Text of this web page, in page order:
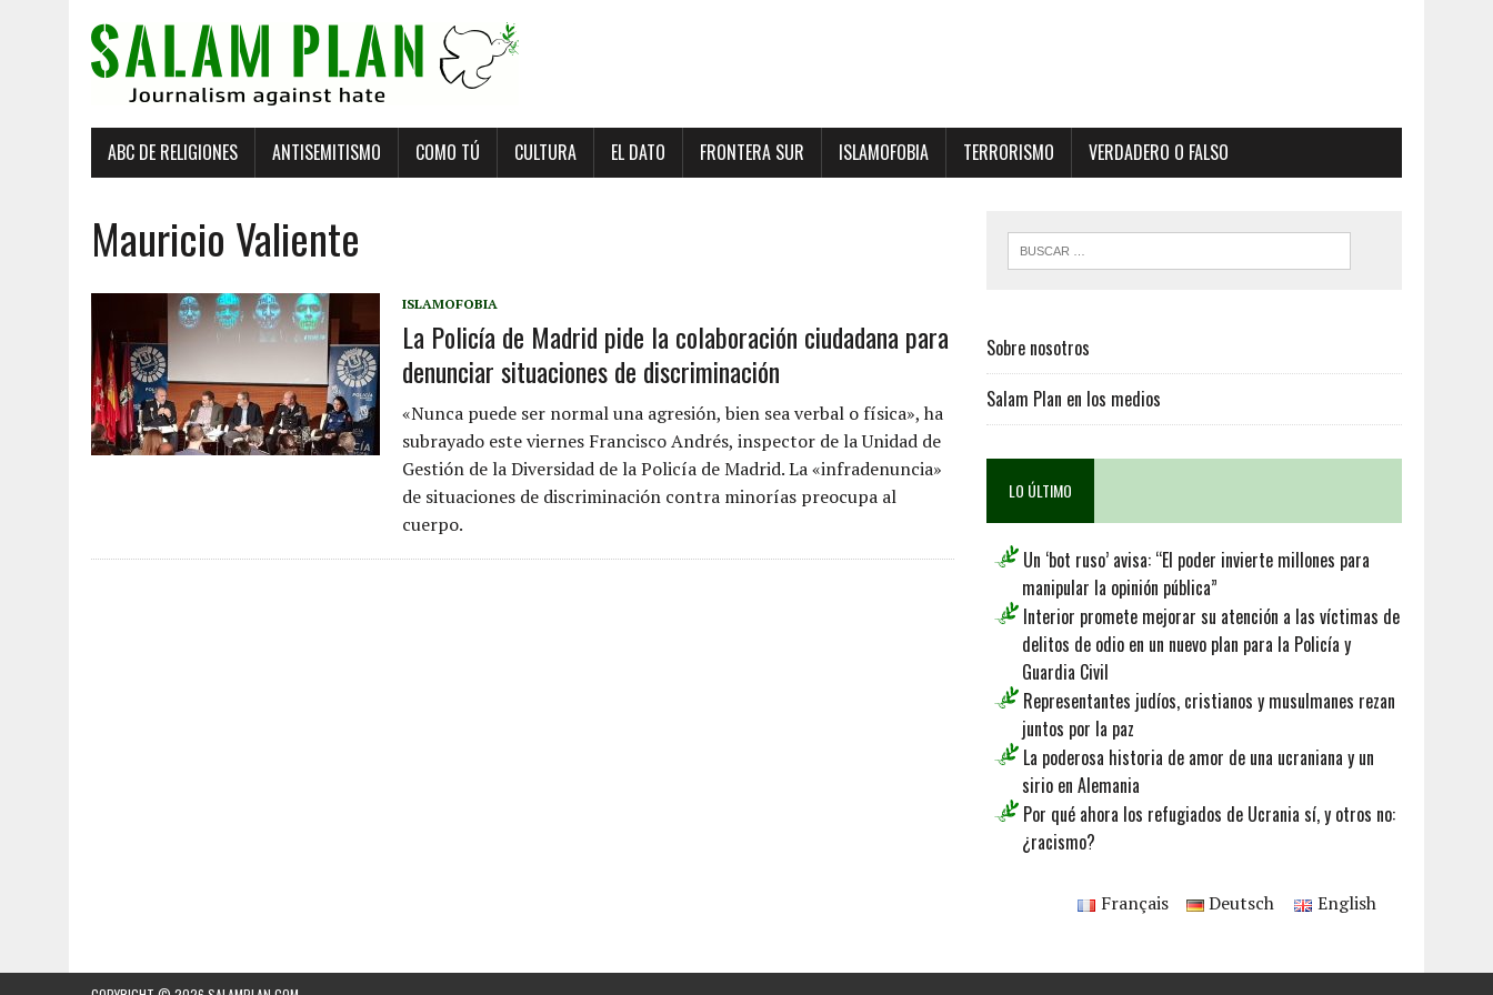
ABC DE RELIGIONES ANTISEMITISMO COMO TÚ CULTURA EL DATO FRONTERA SUR ISLAMOFOBIA TERRORISMO VERDADERO O FALSO
Mauricio Valiente
ISLAMOFOBIA
La Policía de Madrid pide la colaboración ciudadana para
denunciar situaciones de discriminación
«Nunca puede ser normal una agresión, bien sea verbal o física», ha
subrayado este viernes Francisco Andrés, inspector de la Unidad de
Gestión de la Diversidad de la Policía de Madrid. La «infradenuncia»
de situaciones de discriminación contra minorías preocupa al
cuerpo.
Sobre nosotros
Salam Plan en los medios
LO ÚLTIMO
Un ‘bot ruso’ avisa: “El poder invierte millones para
manipular la opinión pública”
Interior promete mejorar su atención a las víctimas de
delitos de odio en un nuevo plan para la Policía y
Guardia Civil
Representantes judíos, cristianos y musulmanes rezan
juntos por la paz
La poderosa historia de amor de una ucraniana y un
sirio en Alemania
Por qué ahora los refugiados de Ucrania sí, y otros no:
¿racismo?
English
Deutsch
Français